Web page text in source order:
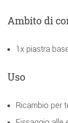
Ambito di
1x piastra
Uso
Ricambio per